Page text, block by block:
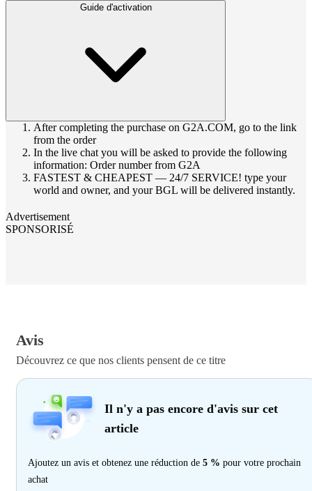
Guide d'activation
After completing the purchase on G2A.COM, go to the link
from the order
In the live chat you will be asked to provide the following
information: Order number from G2A
FASTEST & CHEAPEST — 24/7 SERVICE! type your
world and owner, and your BGL will be delivered instantly.
Advertisement
SPONSORISÉ
Avis
Découvrez ce que nos clients pensent de ce titre
Il n'y a pas encore d'avis sur cet
article
Ajoutez un avis et obtenez une réduction de 5 % pour votre prochain
achat